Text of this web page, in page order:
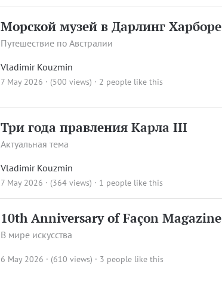
Морской музей в Дарлинг Харборе
Путешествие по Австралии
Vladimir Kouzmin
7 May 2026 · (500 views) · 2 people like this
Три года правления Карла III
Актуальная тема
Vladimir Kouzmin
7 May 2026 · (364 views) · 1 people like this
10th Anniversary of Façon Magazine
В мире искусства
6 May 2026 · (610 views) · 3 people like this